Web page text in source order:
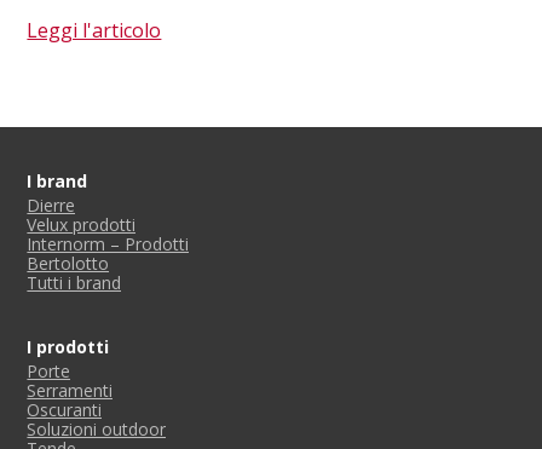
Leggi l'articolo
I brand
Dierre
Velux prodotti
Internorm – Prodotti
Bertolotto
Tutti i brand
I prodotti
Porte
Serramenti
Oscuranti
Soluzioni outdoor